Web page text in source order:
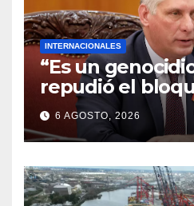
INTERNACIONALES
“Es un
repudió el
apuntó a
condenas
6 AGOSTO, 2026